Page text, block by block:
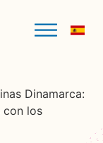
Dinamarca:
con los